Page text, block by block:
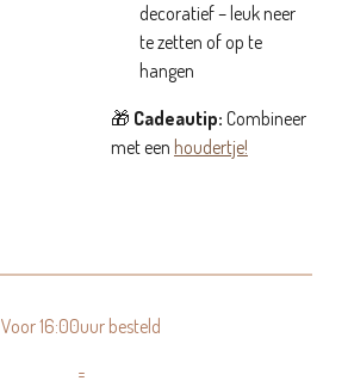
decoratief – leuk neer
te zetten of op te
hangen
🎁 Cadeautip: Combineer
met een houdertje!
Voor 16:00uur besteld
=